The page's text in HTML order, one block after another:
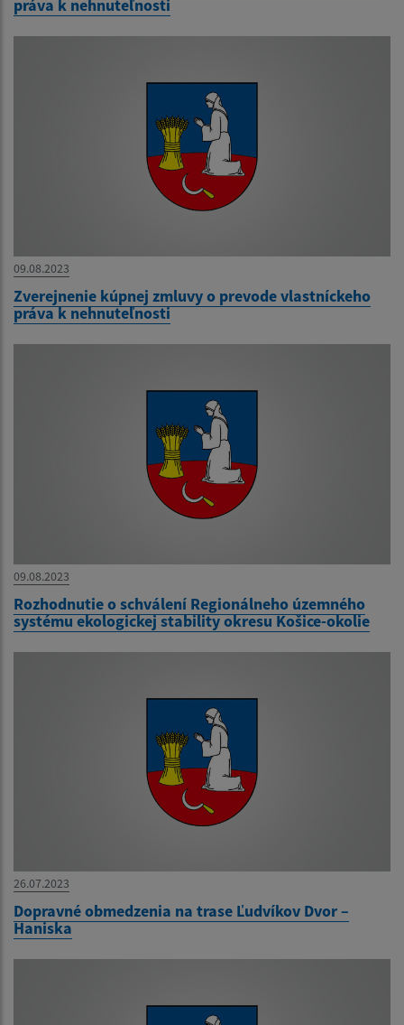
práva k nehnuteľnosti
09.08.2023
Zverejnenie kúpnej zmluvy o prevode vlastníckeho
práva k nehnuteľnosti
09.08.2023
Rozhodnutie o schválení Regionálneho územného
systému ekologickej stability okresu Košice-okolie
26.07.2023
Dopravné obmedzenia na trase Ľudvíkov Dvor –
Haniska